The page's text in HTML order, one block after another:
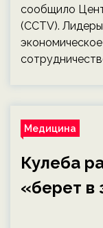
сообщило
(CCTV).
Медицина
Кулеба
«берет в